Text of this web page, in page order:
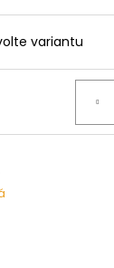
variantu